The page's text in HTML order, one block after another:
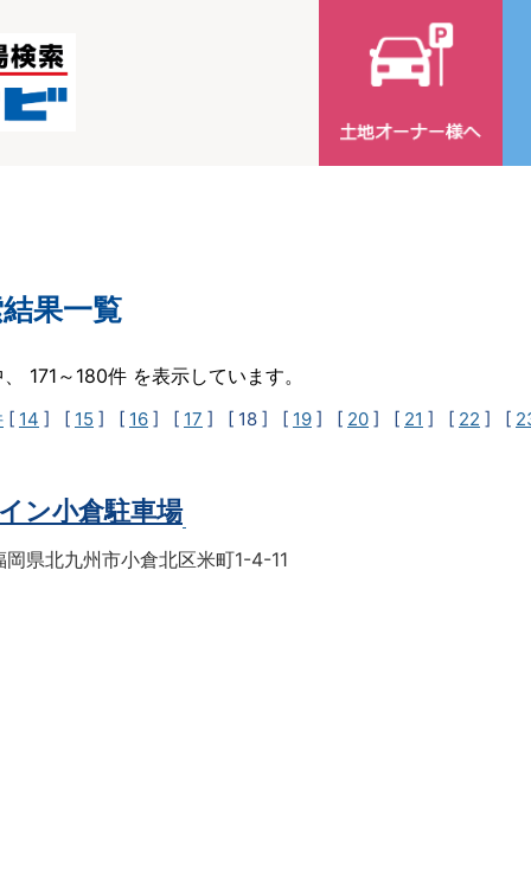
果一覧
171～180件 を表示しています。
[ 14 ] [ 15 ] [ 16 ] [ 17 ] [ 18 ] [ 19 ] [ 20 ] [ 21 ] [ 22 ] [
ン小倉駐車場
岡県北九州市小倉北区米町1-4-11